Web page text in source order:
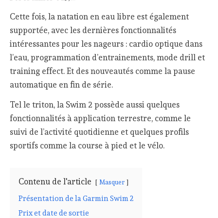
Cette fois, la natation en eau libre est également
supportée, avec les dernières fonctionnalités
intéressantes pour les nageurs : cardio optique dans
l’eau, programmation d’entrainements, mode drill et
training effect. Et des nouveautés comme la pause
automatique en fin de série.
Tel le triton, la Swim 2 possède aussi quelques
fonctionnalités à application terrestre, comme le
suivi de l’activité quotidienne et quelques profils
sportifs comme la course à pied et le vélo.
Contenu de l'article Masquer
Présentation de la Garmin Swim 2
Prix et date de sortie